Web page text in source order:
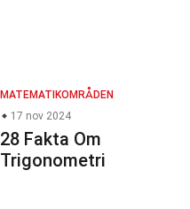
MATEMATIKOMRÅDEN
17 nov 2024
28 Fakta Om
Trigonometri